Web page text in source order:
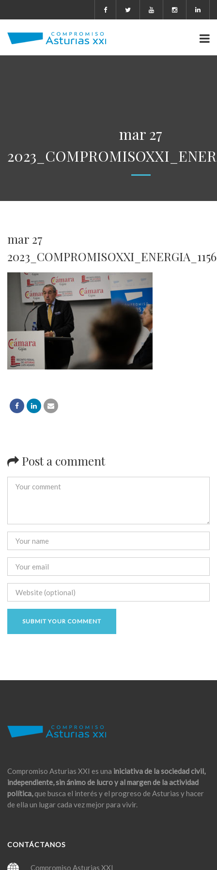
mar 27
mar 27
2023_COMPROMISOXXI_ENERGIA_1156
Post a comment
Compromiso Asturias XXI es una iniciativa de la sociedad civil,
independiente, sin ánimo de lucro y al margen de la actividad
política,que busca el interés y el progreso de Asturias y hacer
de ella un lugar cada vez mejor para vivir.
CONTÁCTANOS
Compromiso Asturias XXI